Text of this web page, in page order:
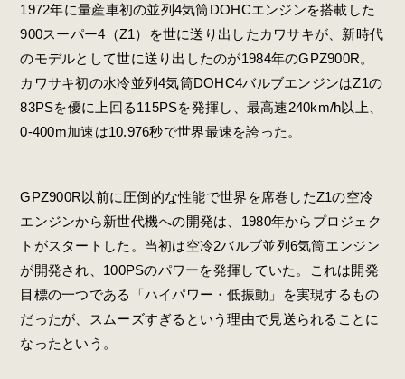
1972年に量産車初の並列4気筒DOHCエンジンを搭載した
900スーパー4（Z1）を世に送り出したカワサキが、新時代
のモデルとして世に送り出したのが1984年のGPZ900R。
カワサキ初の水冷並列4気筒DOHC4バルブエンジンはZ1の
83PSを優に上回る115PSを発揮し、最高速240km/h以上、
0-400m加速は10.976秒で世界最速を誇った。
GPZ900R以前に圧倒的な性能で世界を席巻したZ1の空冷
エンジンから新世代機への開発は、1980年からプロジェク
トがスタートした。当初は空冷2バルブ並列6気筒エンジン
が開発され、100PSのパワーを発揮していた。これは開発
目標の一つである「ハイパワー・低振動」を実現するもの
だったが、スムーズすぎるという理由で見送られることに
なったという。